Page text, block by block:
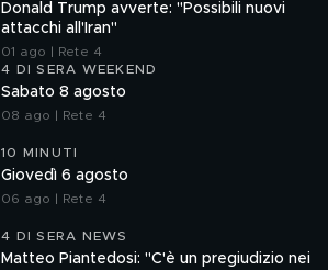
Donald Trump avverte: "Possibili nuovi
attacchi all'Iran"
01 ago | Rete 4
4 DI SERA WEEKEND
Sabato 8 agosto
08 ago | Rete 4
10 MINUTI
Giovedì 6 agosto
06 ago | Rete 4
4 DI SERA NEWS
Matteo Piantedosi: "C'è un pregiudizio nei